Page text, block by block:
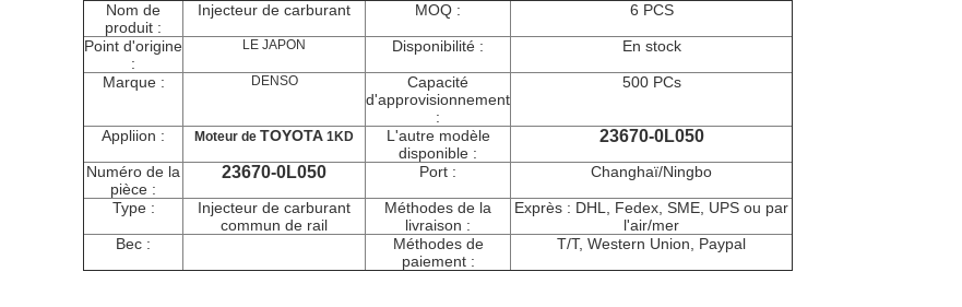
Nom de
produit :
Injecteur de carburant MOQ : 6 PCS
Point d'origine
:
LE JAPON Disponibilité : En stock
Marque : DENSO
Capacité
d'approvisionnement
:
500 PCs
Appliion : Moteur de TOYOTA 1KD
L'autre modèle
disponible :
23670-0L050
Numéro de la
pièce :
23670-0L050 Port : Changhaï/Ningbo
Type :
Injecteur de carburant
commun de rail
Méthodes de la
livraison :
Exprès : DHL, Fedex, SME, UPS ou par
l'air/mer
Bec :
Méthodes de
paiement :
T/T, Western Union, Paypal